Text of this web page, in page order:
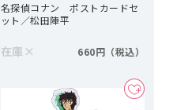
名探偵コナン ポストカードセ
ット／松田陣平
在庫 × 660円